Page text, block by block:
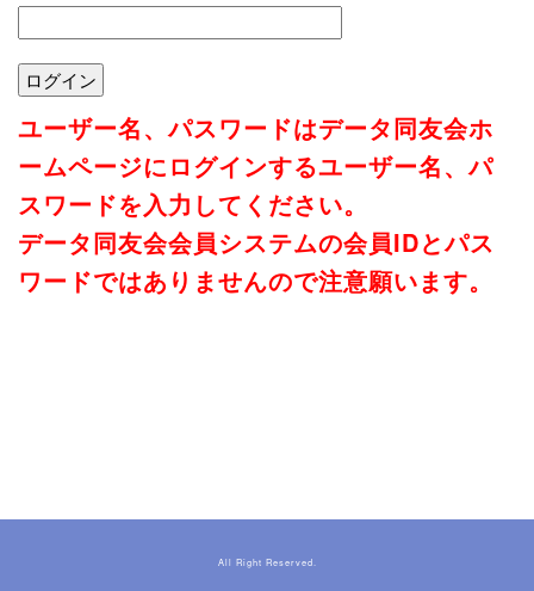
ユーザー名、パスワードはデータ同友会ホ
ームページにログインするユーザー名、パ
スワードを入力してください。
データ同友会会員システムの会員IDとパス
ワードではありませんので注意願います。
All Right Reserved.